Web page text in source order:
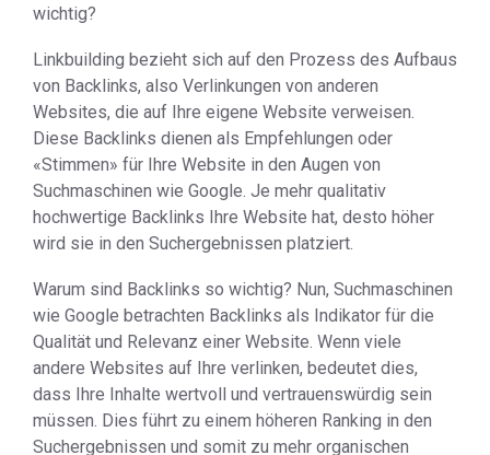
wichtig?
Linkbuilding bezieht sich auf den Prozess des Aufbaus
von Backlinks, also Verlinkungen von anderen
Websites, die auf Ihre eigene Website verweisen.
Diese Backlinks dienen als Empfehlungen oder
«Stimmen» für Ihre Website in den Augen von
Suchmaschinen wie Google. Je mehr qualitativ
hochwertige Backlinks Ihre Website hat, desto höher
wird sie in den Suchergebnissen platziert.
Warum sind Backlinks so wichtig? Nun, Suchmaschinen
wie Google betrachten Backlinks als Indikator für die
Qualität und Relevanz einer Website. Wenn viele
andere Websites auf Ihre verlinken, bedeutet dies,
dass Ihre Inhalte wertvoll und vertrauenswürdig sein
müssen. Dies führt zu einem höheren Ranking in den
Suchergebnissen und somit zu mehr organischen